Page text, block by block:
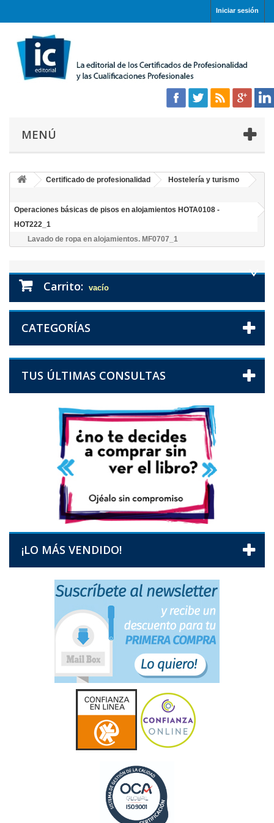
Iniciar sesión
MENÚ
Certificado de profesionalidad Hostelería y turismo
Operaciones básicas de pisos en alojamientos HOTA0108 -
HOT222_1
Lavado de ropa en alojamientos. MF0707_1
Carrito: vacío
CATEGORÍAS
TUS ÚLTIMAS CONSULTAS
¡LO MÁS VENDIDO!